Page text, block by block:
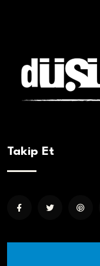
Takip Et